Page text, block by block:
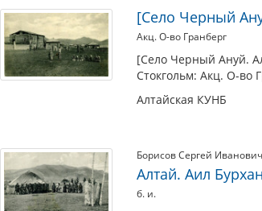
[Село Черный
Акц. О-во Гранберг
[Село Черный Ануй.
Стокгольм: Акц. О-во
Алтайская КУНБ
Борисов Сергей Иванович
Алтай. Аил
б. и.